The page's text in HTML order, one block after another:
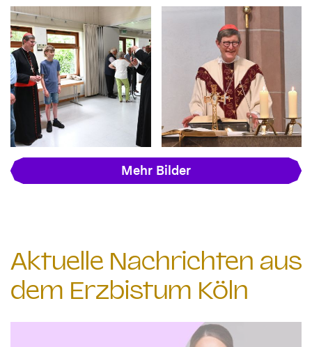
Mehr Bilder
Aktuelle Nachrichten aus
dem Erzbistum Köln